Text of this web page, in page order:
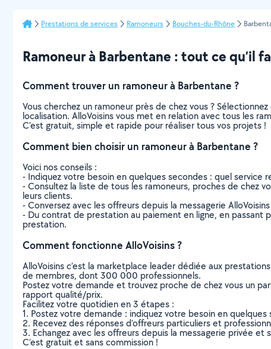
Prestations de services Ramoneurs Bouches-du-Rhône
Ramoneur à Barbentane : tout ce qu’il
Comment trouver un ramoneur à Barbentane ?
Vous cherchez un ramoneur près de chez vous ?
localisation. AlloVoisins vous met en relation avec tous les
C’est gratuit, simple et rapide pour réaliser tous vos projets !
Comment bien choisir un ramoneur à Barbentane ?
Voici nos conseils :
- Indiquez votre besoin en quelques secondes : quel service
- Consultez la liste de tous les ramoneurs, proches de chez
leurs clients.
- Conversez avec les offreurs depuis la messagerie
- Du contrat de prestation au paiement en ligne, en passant
prestation.
Comment fonctionne AlloVoisins ?
AlloVoisins c’est la marketplace leader dédiée aux
de membres, dont 300 000 professionnels.
Postez votre demande et trouvez proche de chez vous un
rapport qualité/prix.
Facilitez votre quotidien en 3 étapes :
1. Postez votre demande : indiquez votre besoin en quelques
2. Recevez des réponses d’offreurs particuliers et
3. Echangez avec les offreurs depuis la messagerie privée
C’est gratuit et sans commission !